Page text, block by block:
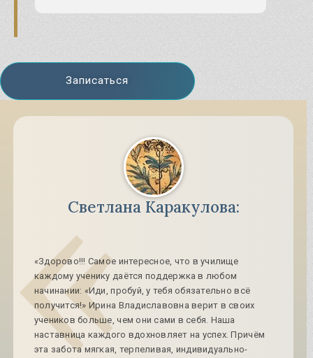
Записаться
Светлана Каракулова:
«Здорово!!! Самое интересное, что в училище
каждому ученику даётся поддержка в любом
начинании: «Иди, пробуй, у тебя обязательно всё
получится!» Ирина Владиславовна верит в своих
учеников больше, чем они сами в себя. Наша
наставница каждого вдохновляет на успех. Причём
эта забота мягкая, терпеливая, индивидуально-